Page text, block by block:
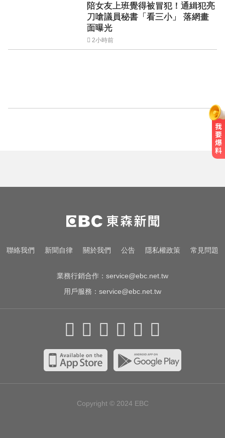
陪女友上班覺得被冒犯！通緝犯亮
刀嗆議員秘書「看三小」 落網畫
面曝光
2小時前
聯絡我們 新聞自律 關於我們 公告 隱私權政策 常見問題
業務行銷合作： service@ebc.net.tw
用戶服務： service@ebc.net.tw
Copyright © 2024 EBC